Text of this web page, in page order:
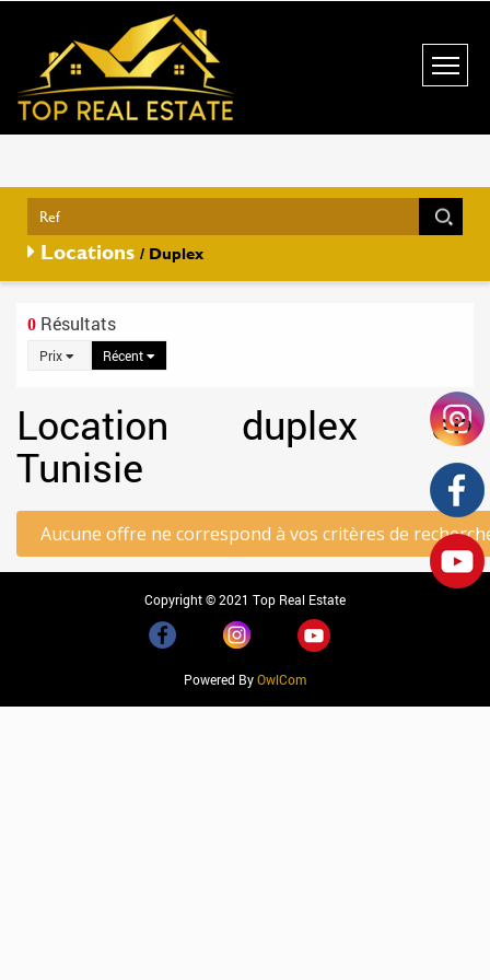
Locations / Duplex
0 Résultats
Prix Récent
Location duplex en
Tunisie
Aucune offre ne correspond à vos critères de
Copyright © 2021 Top Real Estate
Powered ByOwlCom